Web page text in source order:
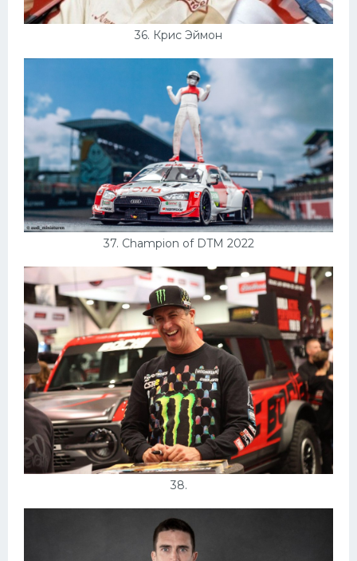
36. Крис Эймон
37. Champion of DTM 2022
38.